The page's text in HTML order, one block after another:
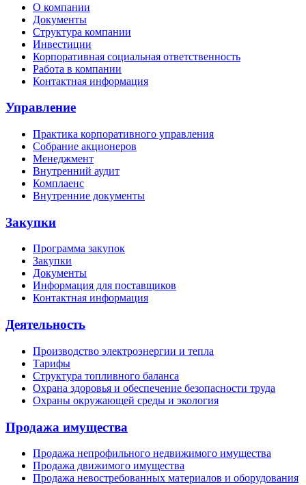
О компании
Документы
Структура компании
Инвестиции
Корпоративная социальная ответственность
Работа в компании
Контактная информация
Управление
Практика корпоративного управления
Собрание акционеров
Менеджмент
Внутренний аудит
Комплаенс
Внутренние документы
Закупки
Программа закупок
Закупки
Документы
Информация для поставщиков
Контактная информация
Деятельность
Производство электроэнергии и тепла
Тарифы
Структура топливного баланса
Охрана здоровья и обеспечение безопасности труда
Охраны окружающей среды и экология
Продажа имущества
Продажа непрофильного недвижимого имущества
Продажа движимого имущества
Продажа невостребованных материалов и оборудования